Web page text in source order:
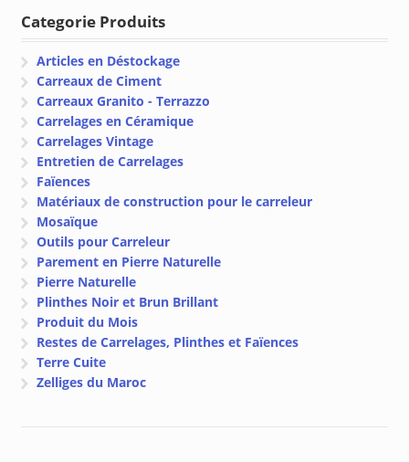
Categorie Produits
Articles en Déstockage
Carreaux de Ciment
Carreaux Granito - Terrazzo
Carrelages en Céramique
Carrelages Vintage
Entretien de Carrelages
Faïences
Matériaux de construction pour le carreleur
Mosaïque
Outils pour Carreleur
Parement en Pierre Naturelle
Pierre Naturelle
Plinthes Noir et Brun Brillant
Produit du Mois
Restes de Carrelages, Plinthes et Faïences
Terre Cuite
Zelliges du Maroc